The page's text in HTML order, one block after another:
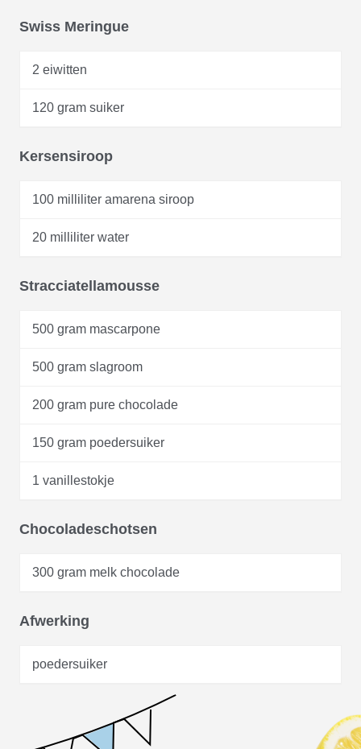
Swiss Meringue
2 eiwitten
120 gram suiker
Kersensiroop
100 milliliter amarena siroop
20 milliliter water
Stracciatellamousse
500 gram mascarpone
500 gram slagroom
200 gram pure chocolade
150 gram poedersuiker
1 vanillestokje
Chocoladeschotsen
300 gram melk chocolade
Afwerking
poedersuiker